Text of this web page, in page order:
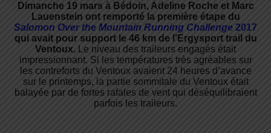
Dimanche 19 mars à Bédoin, Adeline Roche et Marc
Lauenstein ont remporté la première étape du
Salomon Over the Mountain Running Challenge 2017
qui avait pour support le 46 km de l’Ergysport trail du
Ventoux. Le niveau des traileurs engagés était
impressionnant. Si les températures très agréables sur
les contreforts du Ventoux avaient 24 heures d’avance
sur le printemps, la partie sommitale du Ventoux était
balayée par de fortes rafales de vent qui déséquilibraient
parfois les traileurs.